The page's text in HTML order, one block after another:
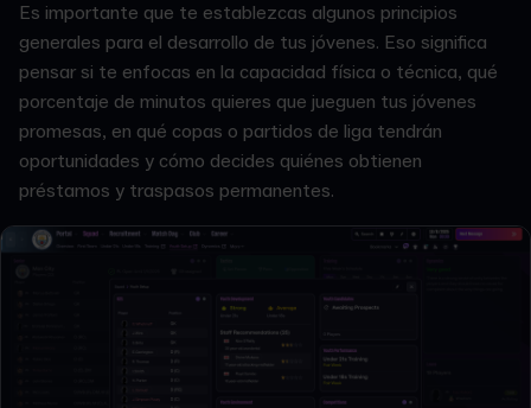
Es importante que te establezcas algunos principios
generales para el desarrollo de tus jóvenes. Eso significa
pensar si te enfocas en la capacidad física o técnica, qué
porcentaje de minutos quieres que jueguen tus jóvenes
promesas, en qué copas o partidos de liga tendrán
oportunidades y cómo decides quiénes obtienen
préstamos y traspasos permanentes.